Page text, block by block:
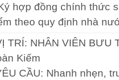
hợp đồng chính thức
theo quy định nhà
TRÍ: NHÂN VIÊN BƯU
Kiếm
CẦU: Nhanh nhẹn,